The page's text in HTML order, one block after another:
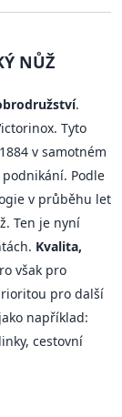
NŮŽ
.
Tyto
v samotném
Podle
v průběhu let
Ten je nyní
Kvalita,
však pro
pro další
například:
cestovní